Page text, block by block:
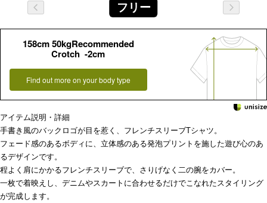
フリー
158cm 50kgRecommended
Crotch -2cm
Find out more on your body type
アイテム説明・詳細
手書き風のバックロゴが目を惹く、フレンチスリーブTシャツ。
フェード感のあるボディに、立体感のある発泡プリントを施した遊び心のあ
るデザインです。
程よく肩にかかるフレンチスリーブで、さりげなく二の腕をカバー。
一枚で着映えし、デニムやスカートに合わせるだけでこなれたスタイリング
が完成します。